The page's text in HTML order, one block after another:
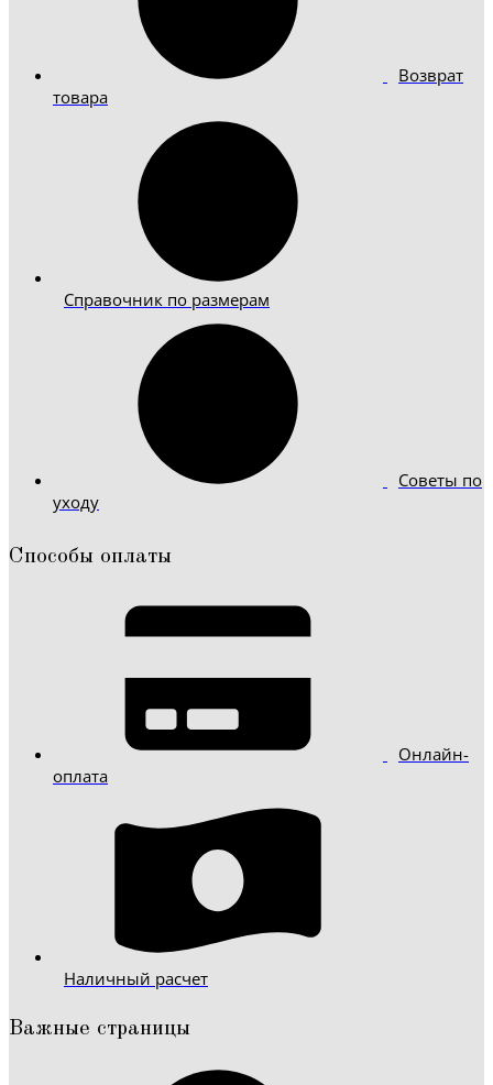
Возврат
товара
Справочник по размерам
Советы по
уходу
Способы оплаты
Онлайн-
оплата
Наличный расчет
Важные страницы